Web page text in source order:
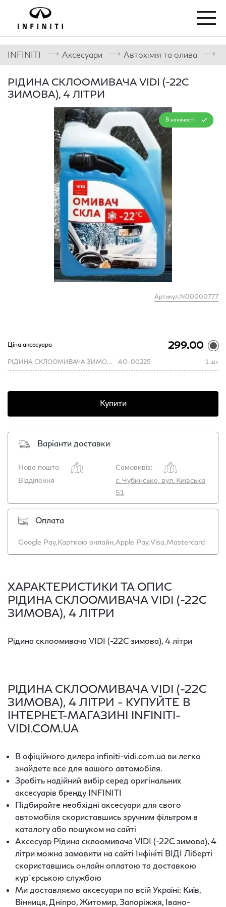
INFINITI ⟶ Аксесуари ⟶ Автохімія та олива ⟶
РІДИНА СКЛООМИВАЧА VIDI (-22С
ЗИМОВА), 4 ЛІТРИ
В наявності
Артикул:N00000777
Ціна аксесуара 299.00
РІДИНА СКЛООМИВАЧА ЗИМОВА ViDi -22 4л./ AO-00225 1 шт
Купити
Варіанти доставки
Нова пошта
Самовивіз:
Відділення
с. Чубинське, вул. Київська
51
Оплата
Google Pay,Карткою онлайн,Apple Pay,Visa,Mastercard
ХАРАКТЕРИСТИКИ ТА ОПИС
РІДИНА СКЛООМИВАЧА VIDI (-22С
ЗИМОВА), 4 ЛІТРИ
Рідина склоомивача VIDI (-22С зимова), 4 літри
РІДИНА СКЛООМИВАЧА VIDI (-22С
ЗИМОВА), 4 ЛІТРИ - КУПУЙТЕ В
ІНТЕРНЕТ-МАГАЗИНІ INFINITI-
VIDI.COM.UA
В офіційного дилера infiniti-vidi.com.ua ви легко
знайдете все для вашого автомобіля.
Зробіть надійний вибір серед оригінальних
аксесуарів бренду INFINITI
Підбирайте необхідні аксесуари для свого
автомобіля скориставшись зручним фільтром в
каталогу або пошуком на сайті
Аксесуар Рідина склоомивача VIDI (-22С зимова), 4
літри можна замовити на сайті Інфініті ВІДІ Ліберті
скориставшись онлайн оплатою та доставкою
кур`єрською службою
Ми доставляємо аксесуари по всій Україні: Київ,
Вінниця, Дніпро, Житомир, Запоріжжя, Івано-